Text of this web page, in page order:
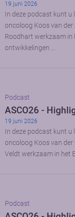
19 juni 2026
In deze podcast kunt
oncoloog Koos van
Roodhart werkzaam in
ontwikkelingen …
Podcast
ASCO26 -
19 juni 2026
In deze podcast kunt
oncoloog Koos van
Veldt werkzaam in het
Podcast